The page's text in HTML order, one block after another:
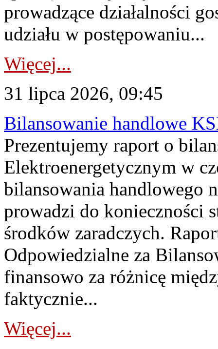
prowadzące działalności
udziału w postępowaniu...
Więcej...
31 lipca 2026, 09:45
Bilansowanie handlowe
Prezentujemy raport o
Elektroenergetycznym w
bilansowania handlowego
prowadzi do konieczności
środków zaradczych.
Odpowiedzialne za
finansowo za różnicę
faktycznie...
Więcej...